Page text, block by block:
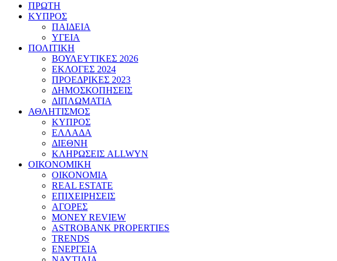
ΠΡΩΤΗ
ΚΥΠΡΟΣ
ΠΑΙΔΕΙΑ
ΥΓΕΙΑ
ΠΟΛΙΤΙΚΗ
ΒΟΥΛΕΥΤΙΚΕΣ 2026
ΕΚΛΟΓΕΣ 2024
ΠΡΟΕΔΡΙΚΕΣ 2023
ΔΗΜΟΣΚΟΠΗΣΕΙΣ
ΔΙΠΛΩΜΑΤΙΑ
ΑΘΛΗΤΙΣΜΟΣ
ΚΥΠΡΟΣ
ΕΛΛΑΔΑ
ΔΙΕΘΝΗ
ΚΛΗΡΩΣΕΙΣ ALLWYN
ΟΙΚΟΝΟΜΙΚΗ
ΟΙΚΟΝΟΜΙΑ
REAL ESTATE
ΕΠΙΧΕΙΡΗΣΕΙΣ
ΑΓΟΡΕΣ
MONEY REVIEW
ASTROBANK PROPERTIES
TRENDS
ΕΝΕΡΓΕΙΑ